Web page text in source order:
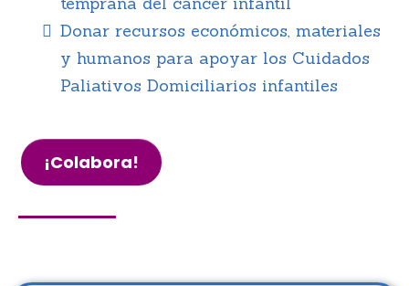
Donar recursos económicos, materiales
y humanos para apoyar los Cuidados
Paliativos Domiciliarios infantiles
¡Colabora!